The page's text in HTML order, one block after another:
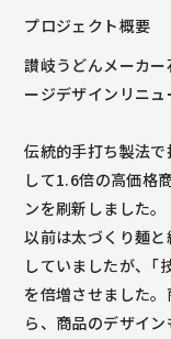
プロジェクト概要
讃岐うどんメーカー
ージデザインリニュ
伝統的手打ち製法
して1.6倍の高価格
ンを刷新しました。
以前は太づくり麺
していましたが、「
を倍増させました
ら、商品のデザイ